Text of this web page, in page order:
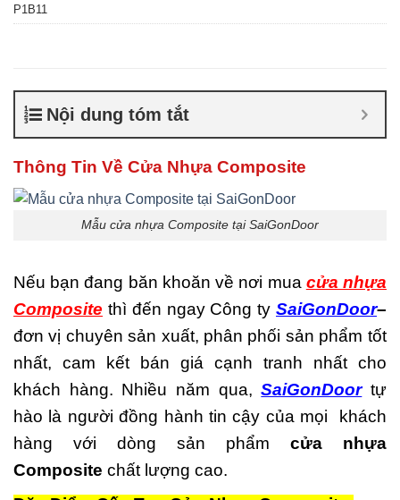
P1B11
nhựa Composite,Cửa nhựa
,Sản
xuất cửa nhựa composite
Nội dung tóm tắt
Thông Tin Về Cửa Nhựa Composite
Mẫu cửa nhựa Composite tại SaiGonDoor
Nếu bạn đang băn khoăn về nơi mua cửa nhựa
Composite thì đến ngay Công ty SaiGonDoor–
đơn vị chuyên sản xuất, phân phối sản phẩm tốt
nhất, cam kết bán giá cạnh tranh nhất cho
khách hàng. Nhiều năm qua,SaiGonDoortự
hào là người đồng hành tin cậy của mọi khách
hàng với dòng sản phẩm cửa nhựa
Composite chất lượng cao.